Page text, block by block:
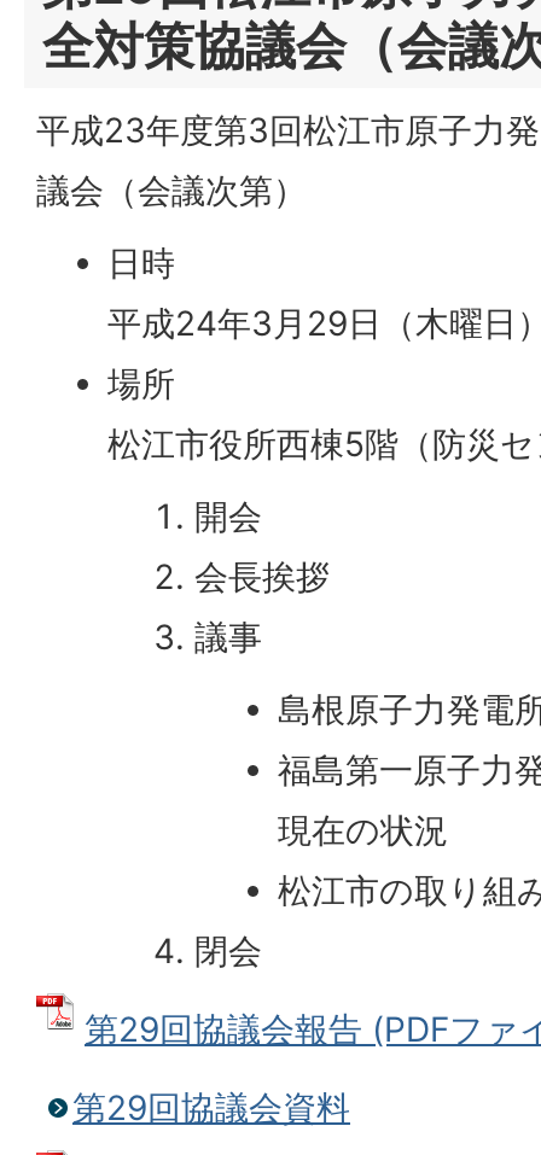
全対策協議会（会議
平成23年度第3回松江市原子力
議会（会議次第）
日時
平成24年3月29日（木曜日
場所
松江市役所西棟5階（防災
開会
会長挨拶
議事
島根原子力発電
福島第一原子力
現在の状況
松江市の取り組
閉会
第29回協議会報告 (PDFファ
第29回協議会資料